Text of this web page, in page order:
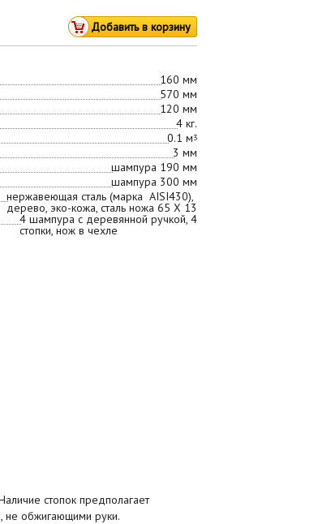
160 мм
570 мм
120 мм
4 кг.
0.1 м3
3 мм
шампура 190 мм
шампура 300 мм
нержавеющая сталь (марка AISI430),
дерево, эко-кожа, сталь ножа 65 X 13
4 шампура с деревянной ручкой, 4
стопки, нож в чехле
стопок предполагает
не обжигающими руки.